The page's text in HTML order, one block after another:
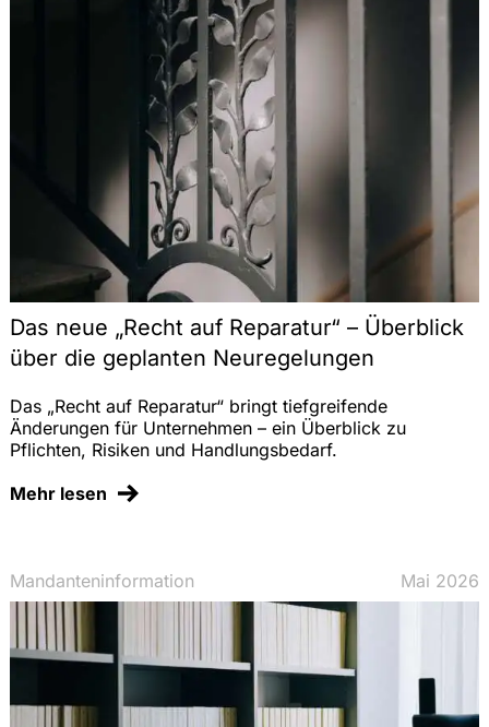
Das neue „Recht auf Reparatur“ – Überblick
über die geplanten Neuregelungen
Das „Recht auf Reparatur“ bringt tiefgreifende
Änderungen für Unternehmen – ein Überblick zu
Pflichten, Risiken und Handlungsbedarf.
Mehr lesen
Mandanteninformation Mai 2026